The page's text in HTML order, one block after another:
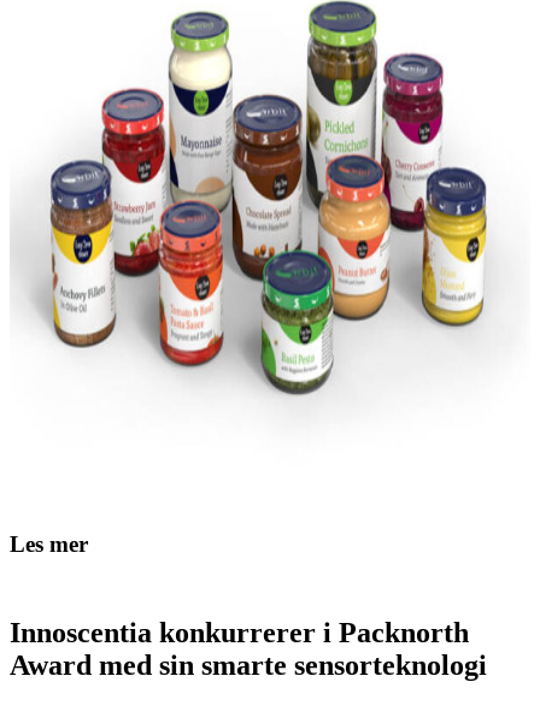
Les mer
Innoscentia konkurrerer i Packnorth
Award med sin smarte sensorteknologi